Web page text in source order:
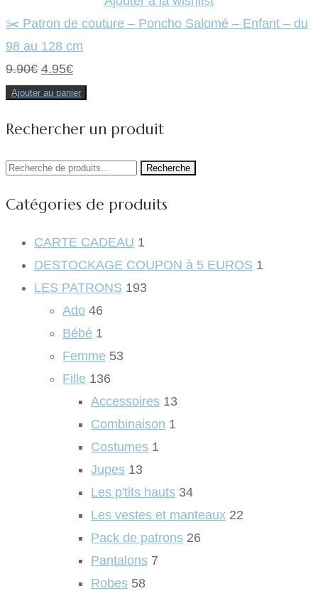
✂️ Patron de couture – Poncho Salomé – Enfant – du
98 au 128 cm
9.90€ Le
prix
était :
9.90€.
4.95€Le
prix
est :
4.95€.
Ajouter au panier
Rechercher un produit
Recherche
Recherche
Catégories de produits
CARTE CADEAU 1
DESTOCKAGE COUPON à 5 EUROS 1
LES PATRONS 193
Ado 46
Bébé 1
Femme 53
Fille 136
Accessoires 13
Combinaison 1
Costumes 1
Jupes 13
Les p'tits hauts 34
Les vestes et manteaux 22
Pack de patrons 26
Pantalons 7
Robes 58